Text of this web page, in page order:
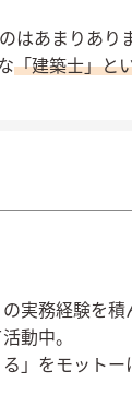
はあまりあり
「建築士」と
実務経験を
動中。
る」をモット